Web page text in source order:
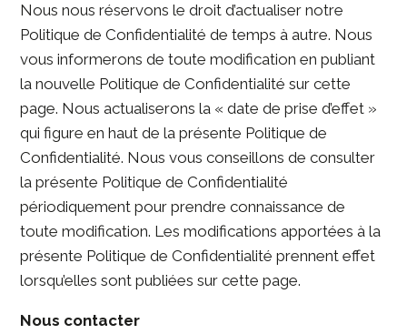
Nous nous réservons le droit d’actualiser notre
Politique de Confidentialité de temps à autre. Nous
vous informerons de toute modification en publiant
la nouvelle Politique de Confidentialité sur cette
page. Nous actualiserons la « date de prise d’effet »
qui figure en haut de la présente Politique de
Confidentialité. Nous vous conseillons de consulter
la présente Politique de Confidentialité
périodiquement pour prendre connaissance de
toute modification. Les modifications apportées à la
présente Politique de Confidentialité prennent effet
lorsqu’elles sont publiées sur cette page.
Nous contacter